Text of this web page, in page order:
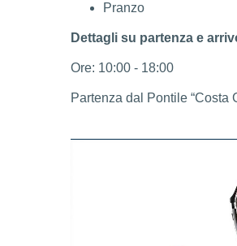
Pranzo
Dettagli su partenza e
Ore: 10:00 - 18:00
Partenza dal Pontile “Costa